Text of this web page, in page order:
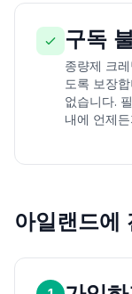
구독
종량제 크
도록 보장
없습니다.
내에 언제
아일랜드에